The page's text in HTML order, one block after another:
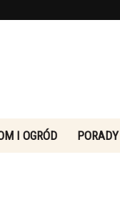
I OGRÓD PORADY